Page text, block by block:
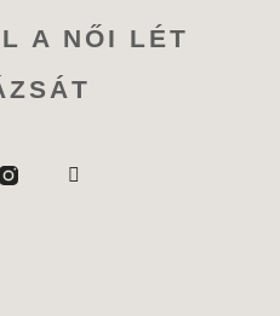
A NŐI LÉT